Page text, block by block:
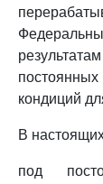
кондиций
В
под